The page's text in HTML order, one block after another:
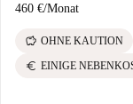
460 €/Monat
savings OHNE KAUTION
euro EINIGE